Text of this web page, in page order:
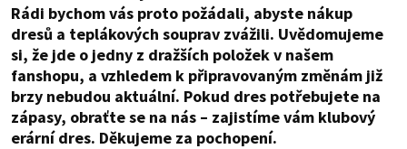
Rádi bychom vás proto požádali, abyste nákup
dresů a teplákových souprav zvážili. Uvědomujeme
si, že jde o jedny z dražších položek v našem
fanshopu, a vzhledem k připravovaným změnám již
brzy nebudou aktuální. Pokud dres potřebujete na
zápasy, obraťte se na nás – zajistíme vám klubový
erární dres. Děkujeme za pochopení.